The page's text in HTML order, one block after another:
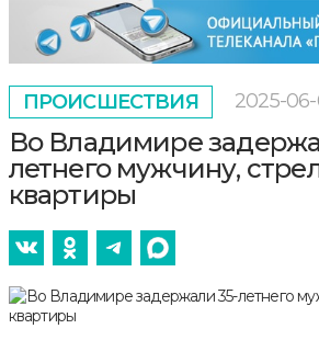
ПРОИСШЕСТВИЯ 2025-
Во Владимире
летнего мужчину,
квартиры